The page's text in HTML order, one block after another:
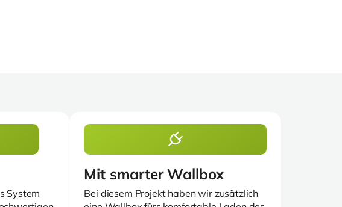
System
Mit smarter Wallbox
Bei diesem Projekt haben wir zusätzlich